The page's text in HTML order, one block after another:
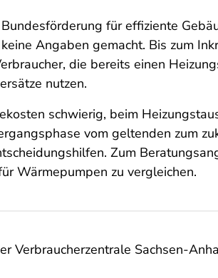
für effiziente
Angaben gemacht. Bis zum
die bereits einen
nutzen.
schwierig, beim
vom geltenden zum
Zum
Wärmepumpen zu vergleichen.
Verbraucherzentrale Sachsen-